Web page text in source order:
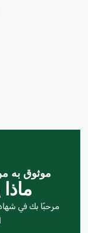
موثوق به
مرحبًا بك في